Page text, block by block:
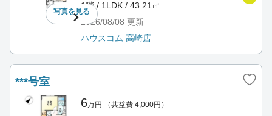
写真を見る
1階 / 1LDK / 43.21㎡
2026/08/08 更新
ハウスコム 高崎店
***号室
6万円 （共益費 4,000円）